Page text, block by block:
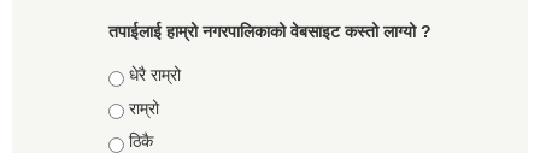
तपाईलाई हाम्रो नगरपालिकाको वेबसाइट कस्तो लाग्यो ?
Choices
धेरै राम्रो
राम्रो
ठिकै